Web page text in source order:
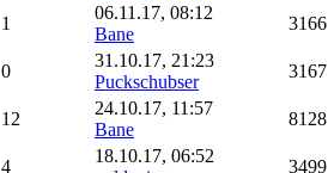
1
06.11.17, 08:12
Bane
3166
0
31.10.17, 21:23
Puckschubser
3167
12
24.10.17, 11:57
Bane
8128
4
18.10.17, 06:52
3499